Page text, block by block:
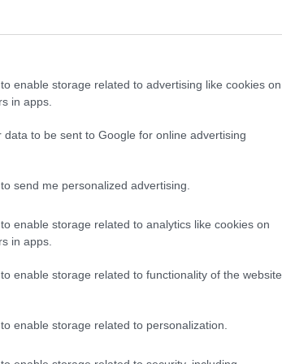
enable storage related to advertising like cookies on
in apps.
data to be sent to Google for online advertising
send me personalized advertising.
enable storage related to analytics like cookies on
in apps.
enable storage related to functionality of the website
enable storage related to personalization.
amilyenre az F1-nek